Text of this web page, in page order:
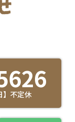
】不定休